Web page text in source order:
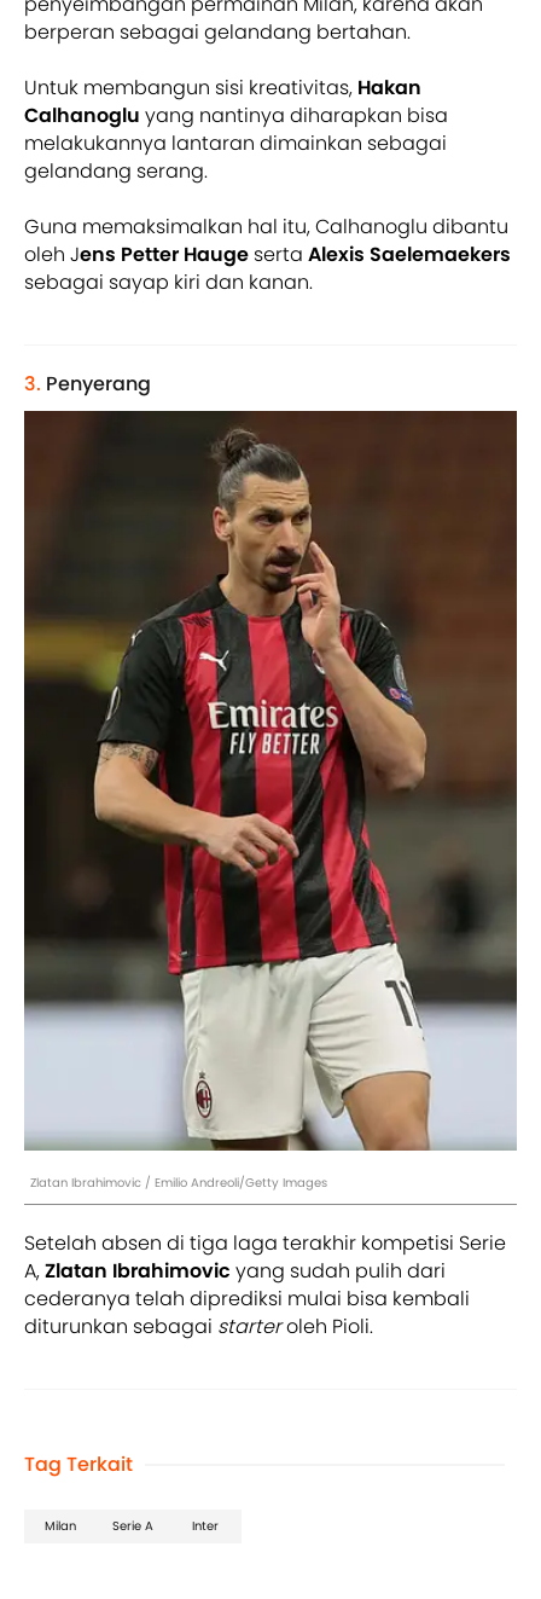
berperan sebagai gelandang bertahan.
Untuk membangun sisi kreativitas, Hakan
Calhanoglu yang nantinya diharapkan bisa
melakukannya lantaran dimainkan sebagai
gelandang serang.
Guna memaksimalkan hal itu, Calhanoglu dibantu
oleh Jens Petter Hauge serta Alexis Saelemaekers
sebagai sayap kiri dan kanan.
3. Penyerang
Zlatan Ibrahimovic / Emilio Andreoli/Getty Images
Setelah absen di tiga laga terakhir kompetisi Serie
A,Zlatan Ibrahimovic yang sudah pulih dari
cederanya telah diprediksi mulai bisa kembali
diturunkan sebagai starteroleh Pioli.
Tag Terkait
Milan Serie A Inter